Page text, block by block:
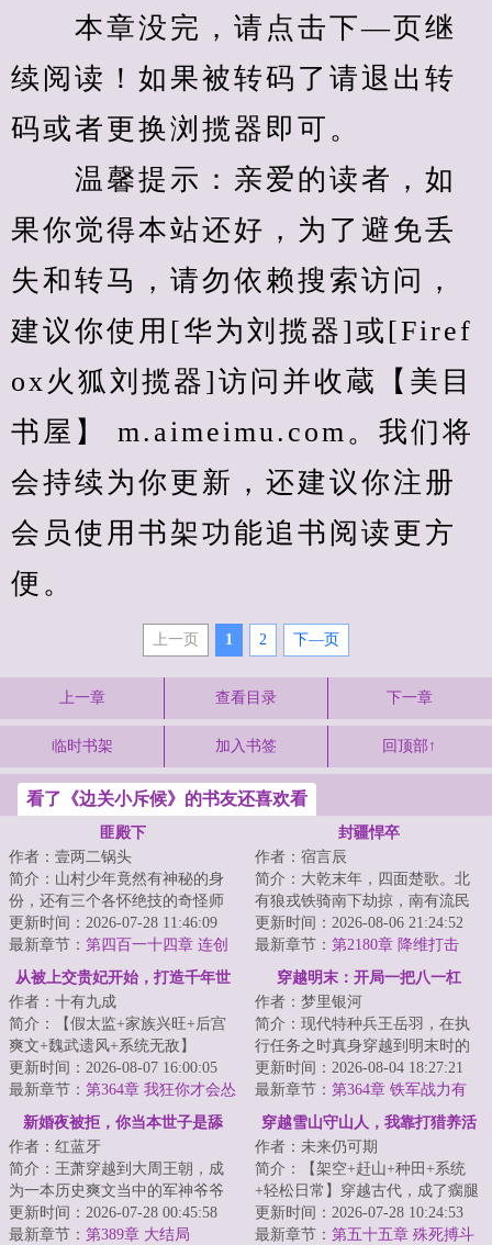
本章没完，请点击下—页继
续阅读！如果被转码了请退出转
码或者更换浏揽器即可。
温馨提示：亲爱的读者，如
果你觉得本站还好，为了避免丢
失和转马，请勿依赖搜索访问，
建议你使用[华为刘揽器]或[Firef
ox火狐刘揽器]访问并收蔵【美目
书屋】 m.aimeimu.com。我们将
会持续为你更新，还建议你注册
会员使用书架功能追书阅读更方
便。
上一页 1 2 下—页
上一章 查看目录 下一章
临时书架 加入书签 回顶部↑
看了《边关小斥候》的书友还喜欢看
匪殿下
作者：壹两二锅头
简介：山村少年竟然有神秘的身
份，还有三个各怀绝技的奇怪师
父，这少年究竟是谁，他将肩负
什么样的使命，...
更新时间：2026-07-28 11:46:09
最新章节： 第四百一十四章 连创
新招
封疆悍卒
作者：宿言辰
简介：大乾末年，四面楚歌。北
有狼戎铁骑南下劫掠，南有流民
四起匪盗横行。朝廷腐败，宗王
打压朝臣，谋图...
更新时间：2026-08-06 21:24:52
最新章节： 第2180章 降维打击
从被上交贵妃开始，打造千年世
家
作者：十有九成
简介：【假太监+家族兴旺+后宫
爽文+魏武遗风+系统无敌】
&lt;br/&gt;苏牧穿越大夏，被亲娘
打包送进皇宫当...
更新时间：2026-08-07 16:00:05
最新章节： 第364章 我狂你才会怂
穿越明末：开局一把八一杠
作者：梦里银河
简介：现代特种兵王岳羽，在执
行任务之时真身穿越到明末时的
女真占领区。&lt;br/&gt;且看文武
双全的特种...
更新时间：2026-08-04 18:27:21
最新章节： 第364章 铁军战力有
据，老汗盛怒难信
新婚夜被拒，你当本世子是舔
作者：红蓝牙
简介：王萧穿越到大周王朝，成
为一本历史爽文当中的军神爷爷
的留京质子。&lt;br/&gt;留京二十
年，朝廷百...
更新时间：2026-07-28 00:45:58
最新章节： 第389章 大结局
穿越雪山守山人，我靠打猎养活
傻媳妇
作者：未来仍可期
简介：【架空+赶山+种田+系统
+轻松日常】穿越古代，成了瘸腿
守村人。吃百家饭长大的刘炎，
至今家里一穷二...
更新时间：2026-07-28 10:24:53
最新章节： 第五十五章 殊死搏斗